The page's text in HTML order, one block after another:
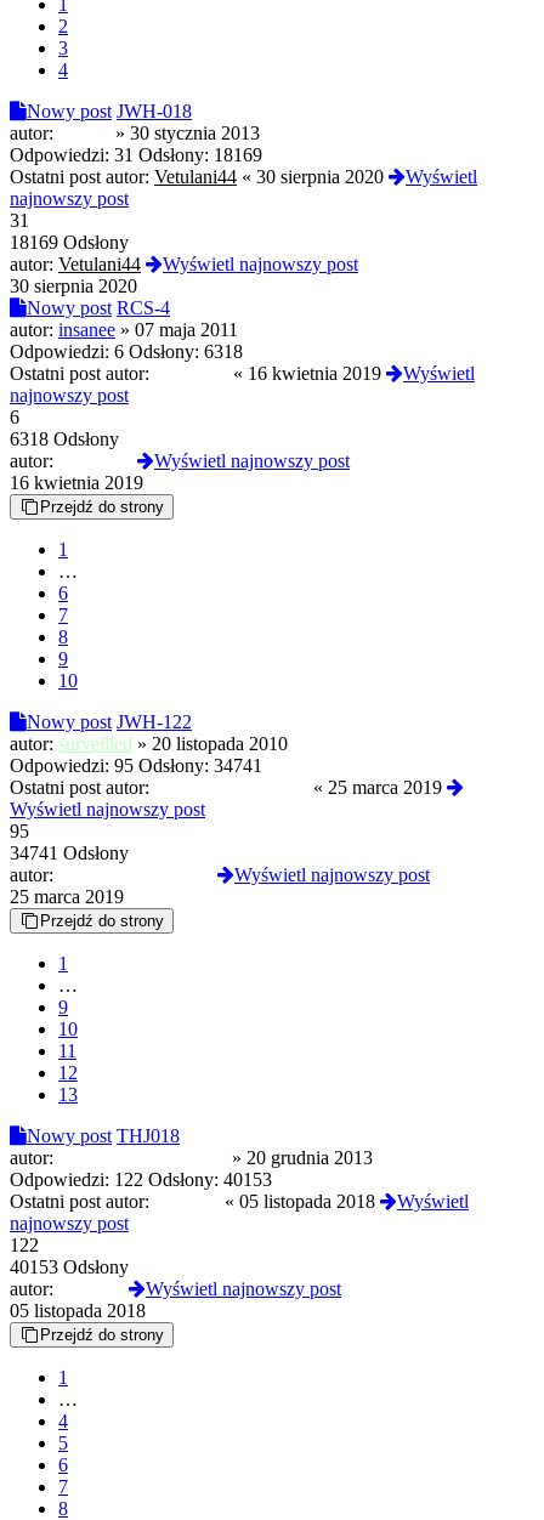
2
3
4
Nowy post JWH-018
autor:
» 30 stycznia 2013
Odpowiedzi: 31 Odsłony: 18169
Ostatni post autor: Vetulani44 « 30 sierpnia 2020
Wyświetl
najnowszy post
31
18169 Odsłony
autor: Vetulani44
Wyświetl najnowszy post
30 sierpnia 2020
Nowy post RCS-4
autor: insanee » 07 maja 2011
Odpowiedzi: 6 Odsłony: 6318
Ostatni post autor:
« 16 kwietnia 2019
Wyświetl
najnowszy post
6
6318 Odsłony
autor:
Wyświetl najnowszy post
16 kwietnia 2019
Przejdź do strony
1
…
6
7
8
9
10
Nowy post JWH-122
autor: surveilled » 20 listopada 2010
Odpowiedzi: 95 Odsłony: 34741
Ostatni post autor:
« 25 marca 2019
Wyświetl najnowszy post
95
34741 Odsłony
autor:
Wyświetl najnowszy post
25 marca 2019
Przejdź do strony
1
…
9
10
11
12
13
Nowy post THJ018
autor:
» 20 grudnia 2013
Odpowiedzi: 122 Odsłony: 40153
Ostatni post autor:
« 05 listopada 2018
Wyświetl
najnowszy post
122
40153 Odsłony
autor:
Wyświetl najnowszy post
05 listopada 2018
Przejdź do strony
1
…
4
5
6
7
8